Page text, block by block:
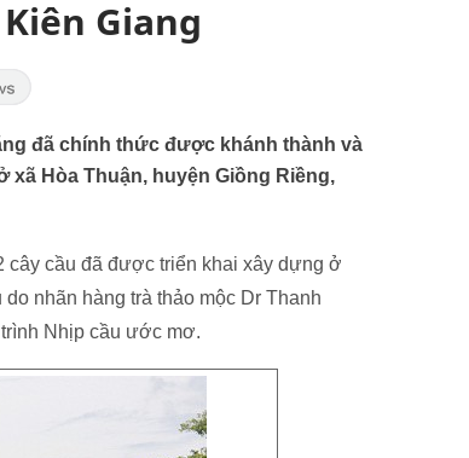
Giang
đã chính thức được khánh thành và
Hòa Thuận, huyện Giồng Riềng,
cây cầu đã được triển khai xây dựng ở
nhãn hàng trà thảo mộc Dr Thanh
Nhịp cầu ước mơ.